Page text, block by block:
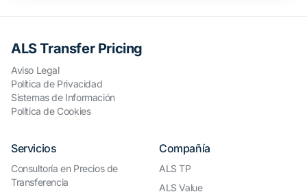
ALS Transfer Pricing
Aviso Legal
Política de Privacidad
Sistemas de Información
Política de Cookies
Servicios
Consultoría en Precios de
Transferencia
Compañía
ALS TP
ALS Value